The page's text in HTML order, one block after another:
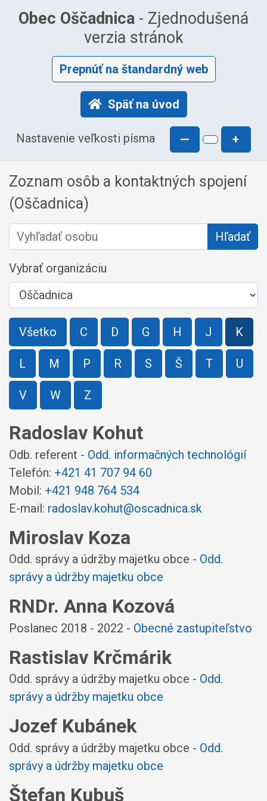
Obec Oščadnica - Zjednodušená
verzia stránok
Prepnúť na štandardný web
Späť na úvod
Nastavenie veľkosti písma — +
Zoznam osôb a kontaktných spojení
(Oščadnica)
Vyhľadať osobu Hľadať
Vybrať organizáciu
Všetko C D G H J K
L M P R S Š T U
V W Z
Radoslav Kohut
Odb. referent - Odd. informačných technológií
Telefón: +421 41 707 94 60
Mobil: +421 948 764 534
E-mail: radoslav.kohut@oscadnica.sk
Miroslav Koza
Odd. správy a údržby majetku obce - Odd.
správy a údržby majetku obce
RNDr. Anna Kozová
Poslanec 2018 - 2022 - Obecné zastupiteľstvo
Rastislav Krčmárik
Odd. správy a údržby majetku obce - Odd.
správy a údržby majetku obce
Jozef Kubánek
Odd. správy a údržby majetku obce - Odd.
správy a údržby majetku obce
Štefan Kubuš